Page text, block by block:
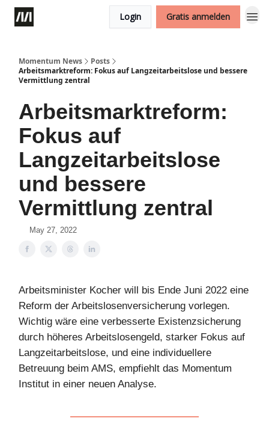
Login Gratis anmelden
Momentum News
Posts
Arbeitsmarktreform: Fokus auf Langzeitarbeitslose und bessere
Vermittlung zentral
Arbeitsmarktreform:
Fokus auf
Langzeitarbeitslose
und bessere
Vermittlung zentral
May 27, 2022
Arbeitsminister Kocher will bis Ende Juni 2022 eine
Reform der Arbeitslosenversicherung vorlegen.
Wichtig wäre eine verbesserte Existenzsicherung
durch höheres Arbeitslosengeld, starker Fokus auf
Langzeitarbeitslose, und eine individuellere
Betreuung beim AMS, empfiehlt das Momentum
Institut in einer neuen Analyse.